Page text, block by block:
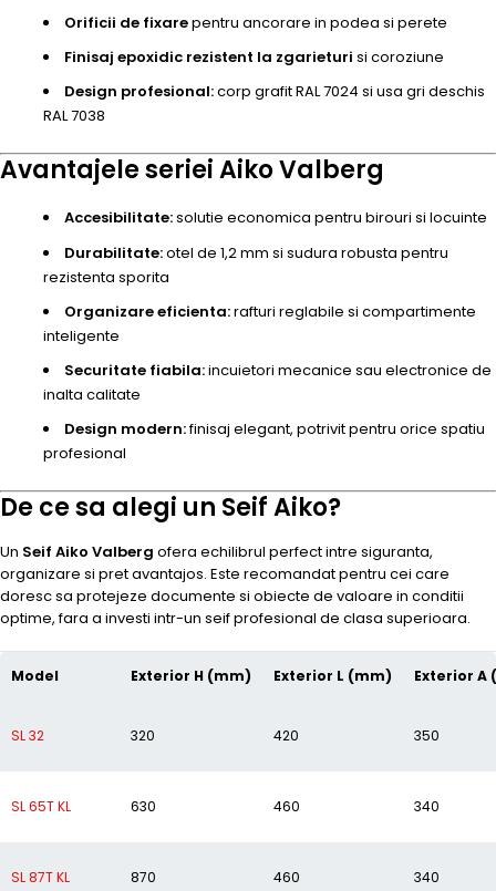
Orificii de fixarepentru ancorare in podea si perete
Finisaj epoxidic rezistent la zgarieturi si coroziune
Design profesional:corp grafit RAL 7024 si usa gri deschis
RAL 7038
Avantajele seriei Aiko Valberg
Accesibilitate:solutie economica pentru birouri si locuinte
Durabilitate:otel de 1,2 mm si sudura robusta pentru
rezistenta sporita
Organizare eficienta:rafturi reglabile si compartimente
inteligente
Securitate fiabila:incuietori mecanice sau electronice de
inalta calitate
Design modern:finisaj elegant, potrivit pentru orice spatiu
profesional
De ce sa alegi un Seif Aiko?
Un Seif Aiko Valberg ofera echilibrul perfect intre siguranta,
organizare si pret avantajos. Este recomandat pentru cei care
doresc sa protejeze documente si obiecte de valoare in conditii
optime, fara a investi intr-un seif profesional de clasa superioara.
Model Exterior H (mm) Exterior L (mm) Exterior A
SL 32 320 420 350
SL 65T KL 630 460 340
SL 87T KL 870 460 340